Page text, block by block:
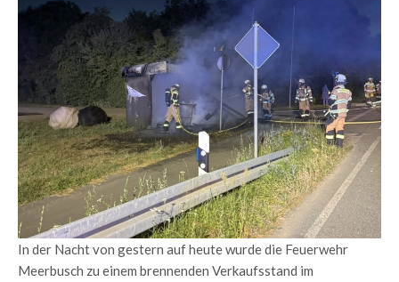
In der Nacht von gestern auf heute wurde die Feuerwehr
Meerbusch zu einem brennenden Verkaufsstand im